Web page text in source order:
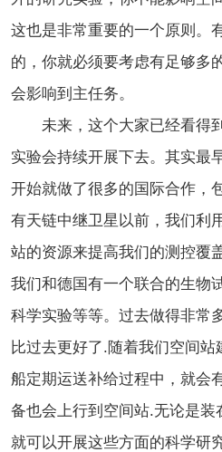
这也是非常重要的一个原则。
的，你就必须要考虑有足够多
会影响到主任务。
未来，这个大家已经看得
实验会持续开展下去。其实最
开始就做了很多的国际合作，
有天链中继卫星以前，我们利
站的资源来提高我们的测控覆
我们和德国有一个联合的生物
科学实验等等。过去做得非常
比过去更好了.随着我们空间
船定期运送补给过程中，就会
备也会上行到空间站.无论是装
就可以开展这些方面的科学研